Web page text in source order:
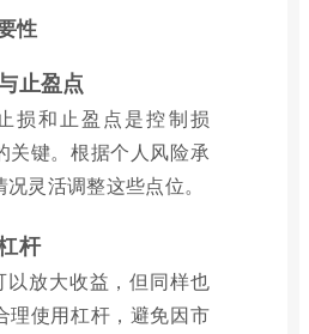
性
止盈点
损和止盈点是控制损
关键。根据个人风险承
灵活调整这些点位。
杆
以放大收益，但同样也
理使用杠杆，避免因市